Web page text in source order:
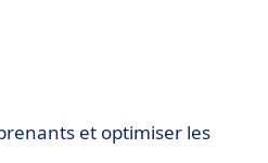
et optimiser les